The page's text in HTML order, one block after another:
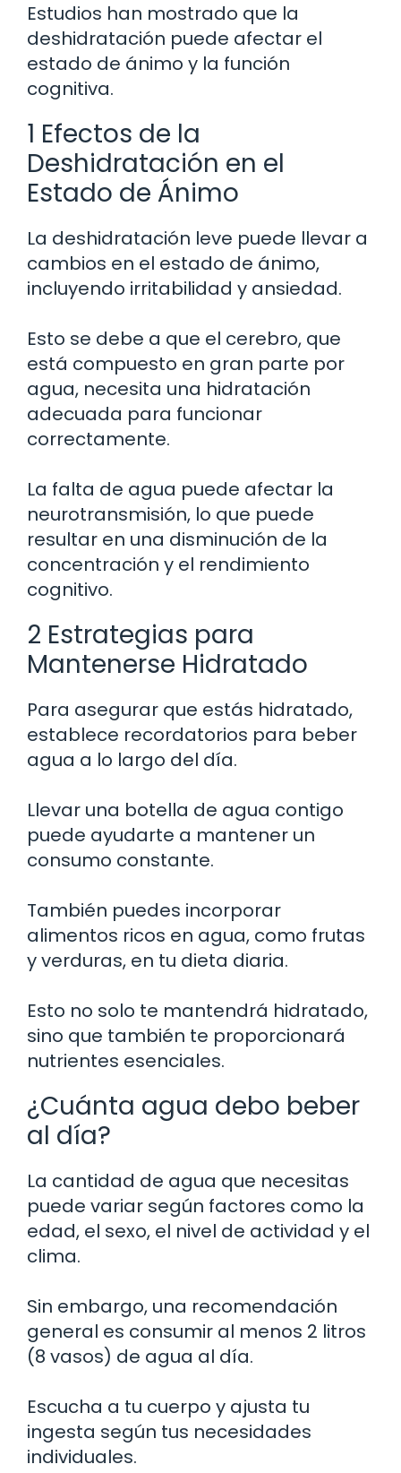
Estudios han mostrado que la
deshidratación puede afectar el
estado de ánimo y la función
cognitiva.
1 Efectos de la
Deshidratación en el
Estado de Ánimo
La deshidratación leve puede llevar a
cambios en el estado de ánimo,
incluyendo irritabilidad y ansiedad.
Esto se debe a que el cerebro, que
está compuesto en gran parte por
agua, necesita una hidratación
adecuada para funcionar
correctamente.
La falta de agua puede afectar la
neurotransmisión, lo que puede
resultar en una disminución de la
concentración y el rendimiento
cognitivo.
2 Estrategias para
Mantenerse Hidratado
Para asegurar que estás hidratado,
establece recordatorios para beber
agua a lo largo del día.
Llevar una botella de agua contigo
puede ayudarte a mantener un
consumo constante.
También puedes incorporar
alimentos ricos en agua, como frutas
y verduras, en tu dieta diaria.
Esto no solo te mantendrá hidratado,
sino que también te proporcionará
nutrientes esenciales.
¿Cuánta agua debo beber
al día?
La cantidad de agua que necesitas
puede variar según factores como la
edad, el sexo, el nivel de actividad y el
clima.
Sin embargo, una recomendación
general es consumir al menos 2 litros
(8 vasos) de agua al día.
Escucha a tu cuerpo y ajusta tu
ingesta según tus necesidades
individuales.